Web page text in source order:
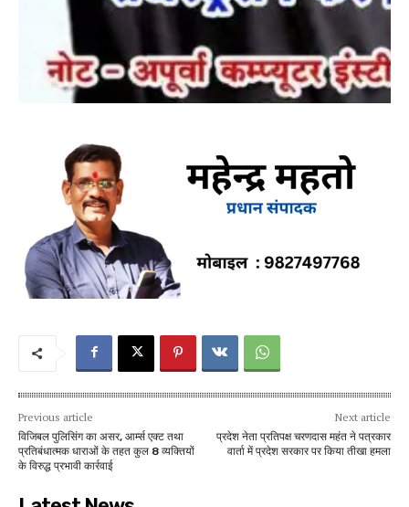
Previous article
विजिबल पुलिसिंग का असर, आर्म्स एक्ट तथा
प्रतिबंधात्मक धाराओं के तहत कुल 8 व्यक्तियों
के विरुद्ध प्रभावी कार्रवाई
Next article
प्रदेश नेता प्रतिपक्ष चरणदास महंत ने पत्रकार
वार्ता में प्रदेश सरकार पर किया तीखा हमला